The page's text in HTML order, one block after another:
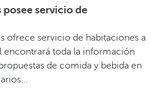
servicio de
ofrece servicio de habitaciones a
encontrará toda la información
de comida y bebida en